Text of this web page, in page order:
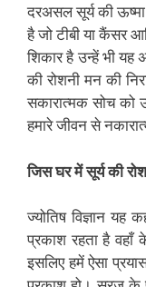
दरअसल सूर्य की
है जो टीबी या कैंसर
शिकार है उन्हें भी यह
की रोशनी मन की
सकारात्मक सोच को
हमारे जीवन से
जिस घर में सूर्य की
ज्योतिष विज्ञान यह
प्रकाश रहता है
इसलिए हमें ऐसा